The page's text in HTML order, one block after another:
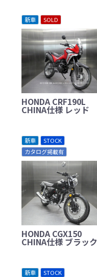
新車 SOLD
HONDA CRF190L
CHINA仕様 レッド
新車
STOCK
カタログ掲載有
HONDA CGX150
CHINA仕様 ブラック
新車
STOCK